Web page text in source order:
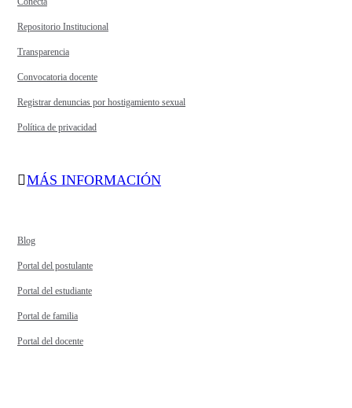
Repositorio Institucional
Transparencia
Convocatoria docente
Registrar denuncias por hostigamiento sexual
Política de privacidad
MÁS INFORMACIÓN
Blog
Portal del postulante
Portal del estudiante
Portal de familia
Portal del docente